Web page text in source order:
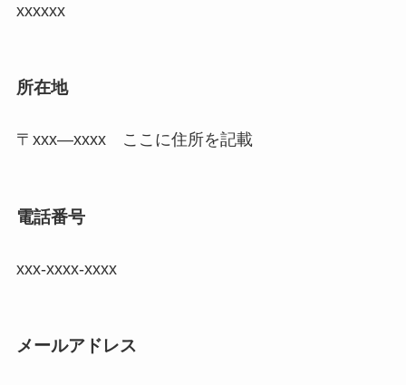
xxxxxx
所在地
〒xxx―xxxx ここに住所を記載
電話番号
xxx-xxxx-xxxx
メールアドレス